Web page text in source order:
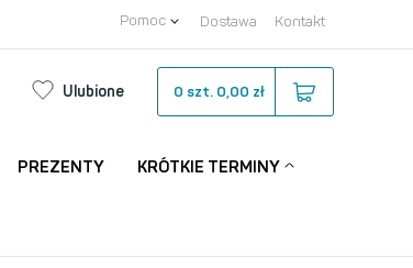
Pomoc Dostawa Kontakt
Ulubione 0 szt. 0,00 zł
PREZENTY KRÓTKIE TERMINY